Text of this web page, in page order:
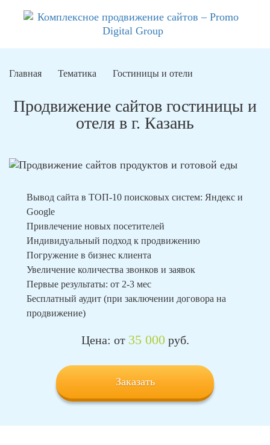
Главная Тематика Гостиницы и отели
Продвижение сайтов гостиницы и
отеля в г. Казань
Вывод сайта в ТОП-10 поисковых систем: Яндекс и
Google
Привлечение новых посетителей
Индивидуальный подход к продвижению
Погружение в бизнес клиента
Увеличение количества звонков и заявок
Первые результаты: от 2-3 мес
Бесплатный аудит (при заключении договора на
продвижение)
Цена: от 35 000руб.
Заказать